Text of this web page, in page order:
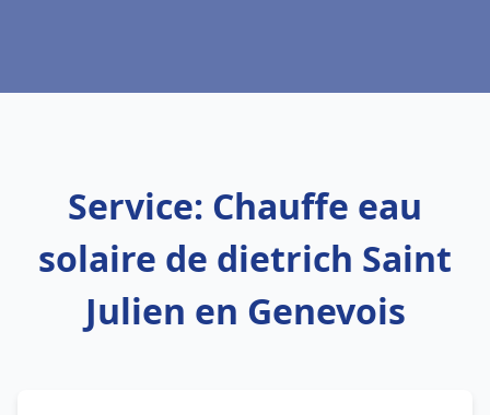
Service: Chauffe eau
solaire de dietrich Saint
Julien en Genevois